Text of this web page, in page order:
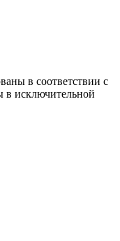
в соответствии с
в исключительной